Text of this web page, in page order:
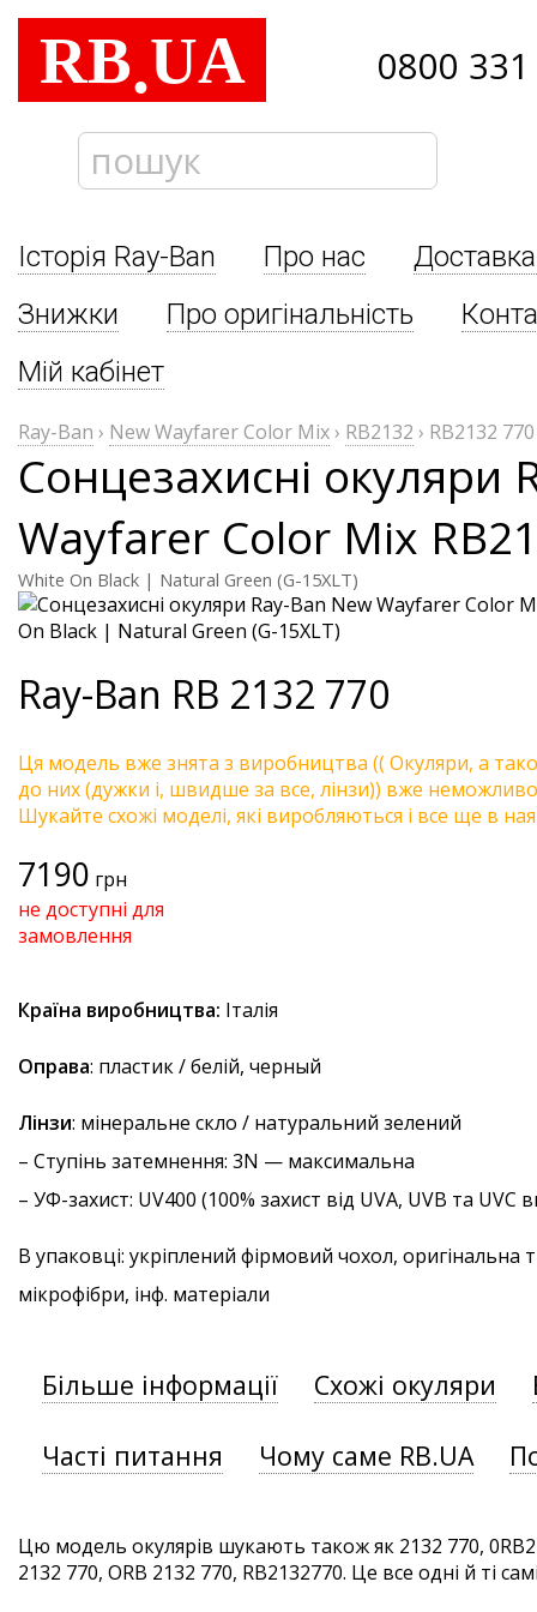
RB.UA 0800
Історія Ray-Ban Про нас
Знижки
Про оригінальність
Мій кабінет
Ray-Ban › New Wayfarer Color Mix› RB2132 › RB2132 770
Сонцезахисні окуляри
Wayfarer Color Mix
White On Black | Natural Green (G-15XLT)
Ray-Ban RB 2132 770
Ця модель вже знята з виробництва (( Окуляри, а
до них (дужки і, швидше за все, лінзи)) вже неможливо
Шукайте схожі моделі, які виробляються і все ще в
7190 грн
не доступні для
замовлення
Країна виробництва: Італія
Оправа: пластик / белій, черный
Лінзи: мінеральне скло / натуральний зелений
– Ступінь затемнення: 3N — максимальна
– УФ-захист: UV400 (100% захист від UVA, UVB та
В упаковці: укріплений фірмовий чохол, оригінальна
мікрофібри, інф. матеріали
Більше інформації Схожі окуляри
Часті питання Чому саме RB.UA
Цю модель окулярів шукають також як 2132 770,
2132 770, ORB 2132 770, RB2132770. Це все одні й ті